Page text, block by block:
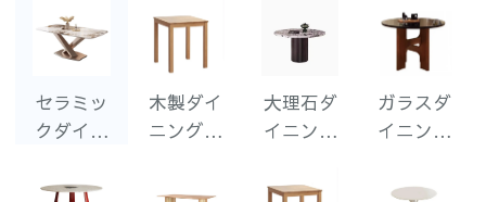
セラミッ
クダイニ
ブル
木製ダイ
ニングテ
大理石ダ
イニング
ガラスダ
イニング